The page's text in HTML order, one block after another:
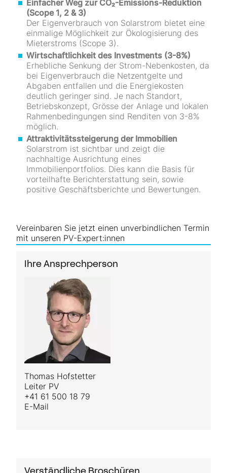
Einfacher Weg zur CO₂-Emissions-Reduktion
(Scope 1, 2 & 3)
Der Eigenverbrauch von Solarstrom bietet eine
einmalige Möglichkeit zur Ökologisierung des
Mieterstroms (Scope 3).
Wirtschaftlichkeit des Investments (3-8%)
Erhebliche Senkung der Strom-Nebenkosten, da
bei Eigenverbrauch die Netzentgelte und
Abgaben ent­fallen und die Energiekosten
deutlich geringer sind. Je nach Standort,
Betriebs­konzept, Grösse der Anlage und lokalen
Rahmen­bedingungen sind Renditen von 3-8%
möglich.
Attraktivitätssteigerung der Immobilien
Solarstrom ist sichtbar und zeigt die
nachhaltige Ausrichtung eines
Immobilienportfolios. Dies kann die Basis für
vorteilhafte Bericht­er­stat­tung sein, sowie
positive Geschäfts­berichte und Bewertungen.
Vereinbaren Sie jetzt einen unverbindlichen Termin
mit unseren PV-Expert:innen
Ihre Ansprechperson
Thomas Hofstetter
Leiter PV
+41 61 500 18 79
E-Mail